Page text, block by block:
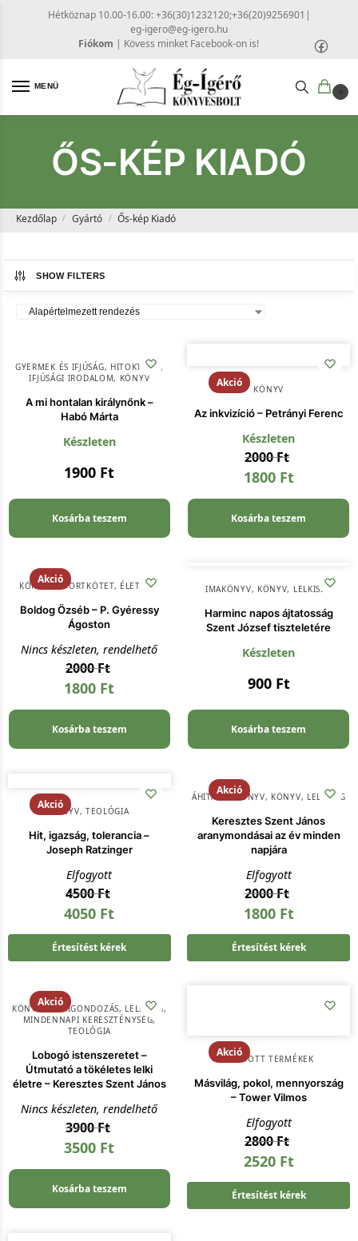
Hétköznap 10.00-16.00: +36(30)1232120;+36(20)9256901 |
eg-igero@eg-igero.hu
Fiókom | Kövess minket Facebook-on is!
MENÜ
0
ŐS-KÉP KIADÓ
Kezdőlap / Gyártó / Ős-kép Kiadó
SHOW FILTERS
GYERMEK ÉS IFJÚSÁG, HITOKTATÁS ,
IFJÚSÁGI IRODALOM, KÖNYV
A mi hontalan királynőnk –
Habó Márta
Készleten
1900 Ft
Kosárba teszem
Akció KÖNYV
Az inkvizíció – Petrányi Ferenc
Készleten
2000Ft
1800 Ft
Kosárba teszem
Akció
KÖNYV,RIPORTKÖTET, ÉLETRAJZ
Boldog Özséb – P. Gyéressy
Ágoston
Nincs készleten, rendelhető
2000Ft
1800 Ft
Kosárba teszem
IMAKÖNYV, KÖNYV, LELKISÉG
Harminc napos ájtatosság
Szent József tiszteletére
Készleten
900 Ft
Kosárba teszem
AkcióKÖNYV, TEOLÓGIA
Hit, igazság, tolerancia –
Joseph Ratzinger
Elfogyott
4500Ft
4050 Ft
Értesítést kérek
Akció
ÁHITATOS KÖNYV, KÖNYV, LELKISÉG
Keresztes Szent János
aranymondásai az év minden
napjára
Elfogyott
2000Ft
1800 Ft
Értesítést kérek
Akció
KÖNYV ,LELKIGONDOZÁS, LELKISÉG,
MINDENNAPI KERESZTÉNYSÉG,
TEOLÓGIA
Lobogó istenszeretet –
Útmutató a tökéletes lelki
életre – Keresztes Szent János
Nincs készleten, rendelhető
3900Ft
3500 Ft
Kosárba teszem
Akció
KIFUTOTT TERMÉKEK
Másvilág, pokol, mennyország
– Tower Vilmos
Elfogyott
2800Ft
2520 Ft
Értesítést kérek